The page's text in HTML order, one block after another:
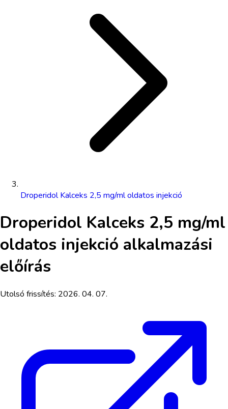
Droperidol Kalceks 2,5 mg/ml oldatos injekció
Droperidol Kalceks 2,5 mg/ml
oldatos injekció alkalmazási
előírás
Utolsó frissítés: 2026. 04. 07.